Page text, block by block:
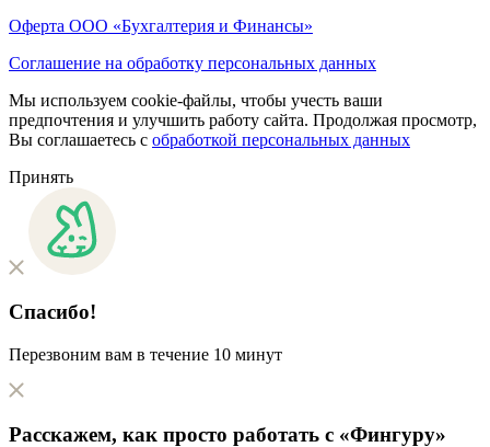
Оферта ООО «Бухгалтерия и Финансы»
Соглашение на обработку персональных данных
Мы используем cookie-файлы, чтобы учесть ваши
предпочтения и улучшить работу сайта. Продолжая просмотр,
Вы соглашаетесь с обработкой персональных данных
Принять
Спасибо!
Перезвоним вам в течение 10 минут
Расскажем, как просто работать с «Фингуру»